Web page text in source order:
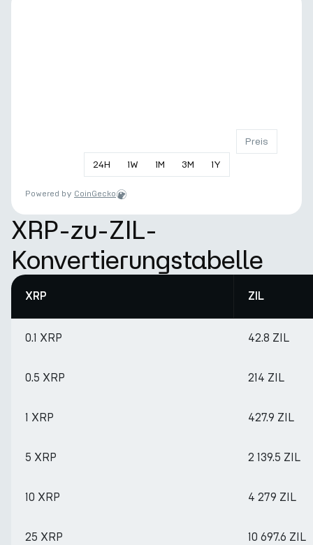
24H 1W 1M 3M 1Y
Preis
Powered by CoinGecko
XRP-zu-ZIL-
Konvertierungstabelle
XRP ZIL
0.1 XRP 42.8 ZIL
0.5 XRP 214 ZIL
1 XRP 427.9 ZIL
5 XRP 2 139.5 ZIL
10 XRP 4 279 ZIL
25 XRP 10 697.6 ZIL